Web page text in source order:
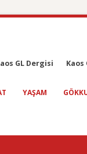
GL Dergisi Kaos
YAŞAM